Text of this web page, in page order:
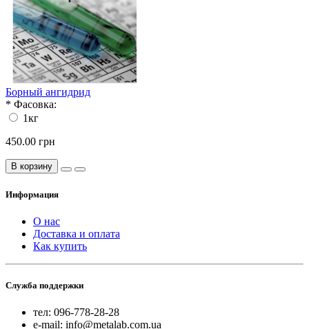
Борный ангидрид
* Фасовка:
1кг
450.00 грн
В корзину
Информация
О нас
Доставка и оплата
Как купить
Служба поддержки
тел: 096-778-28-28
e-mail: info@metalab.com.ua